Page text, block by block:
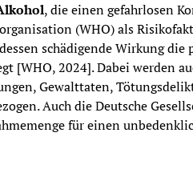
, die einen gefahrlosen
(WHO) als
schädigende Wirkung die
[WHO, 2024]. Dabei werden
Gewalttaten,
Auch die Deutsche
für einen